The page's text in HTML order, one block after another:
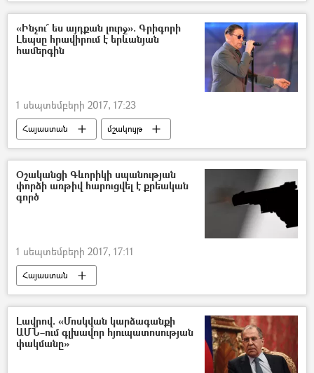
«Ինչու՞ ես այդքան լուրջ». Գրիգորի
Լեպսը հրավիրում է երևանյան
համերգին
1 սեպտեմբերի 2017, 17:23
Հայաստան մշակույթ
Օշականցի Գևորիկի սպանության
փորձի առթիվ հարուցվել է քրեական
գործ
1 սեպտեմբերի 2017, 17:11
Հայաստան
Լավրով. «Մոսկվան կարձագանքի
ԱՄՆ–ում գլխավոր հյուպատոսության
փակմանը»